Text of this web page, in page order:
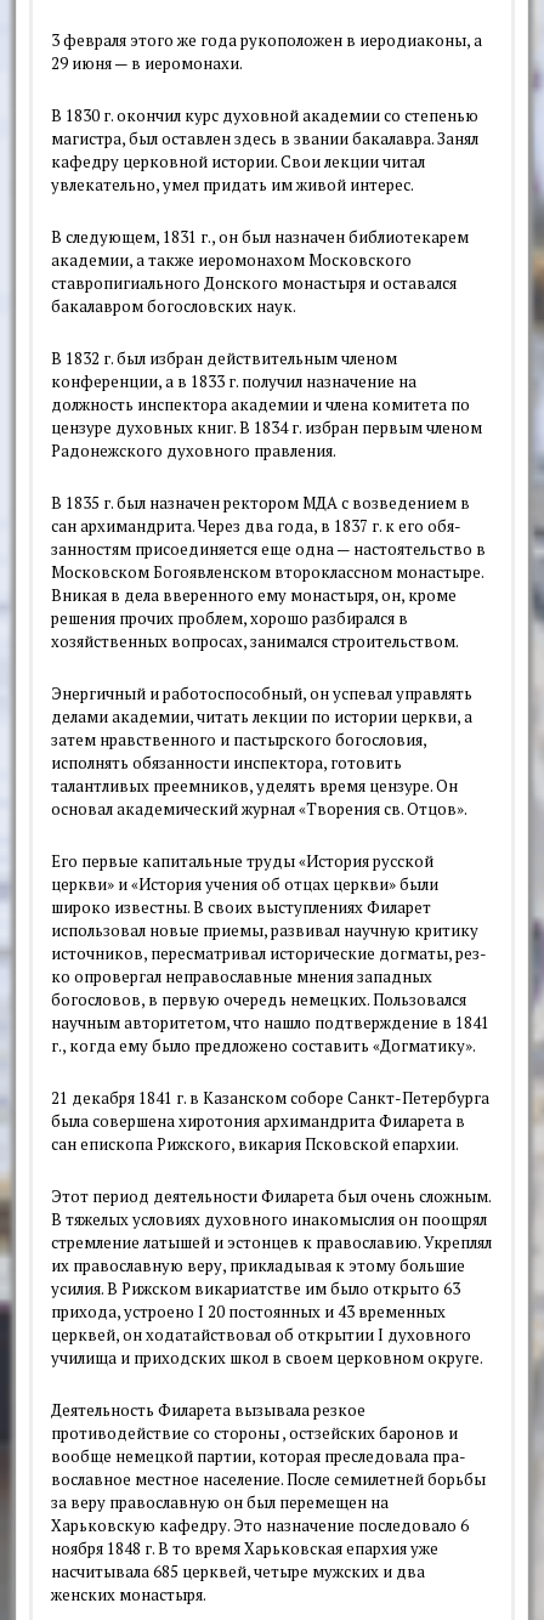
3 февраля этого же года рукополо­жен в иеродиаконы, а
29 июня — в иеромонахи.
В 1830 г. окончил курс духовной ака­демии со степенью
магистра, был ос­тавлен здесь в звании бакалавра. Занял
кафедру церковной истории. Свои лек­ции читал
увлекательно, умел придать им живой интерес.
В следующем, 1831 г., он был на­значен библиотекарем
академии, а также иеромонахом Московского
ставропигиального Донского монас­тыря и оставался
бакалавром бого­словских наук.
В 1832 г. был избран действитель­ным членом
конференции, а в 1833 г. получил назначение на
должность ин­спектора академии и члена комитета по
цензуре духовных книг. В 1834 г. из­бран первым членом
Радонежского ду­ховного правления.
В 1835 г. был назначен ректором МДА с возведением в
сан архимандри­та. Через два года, в 1837 г. к его обя­
занностям присоединяется еще одна — настоятельство в
Московском Богояв­ленском второклассном монастыре.
Вникая в дела вверенного ему монасты­ря, он, кроме
решения прочих проблем, хорошо разбирался в
хозяйственных вопросах, занимался строительством.
Энергичный и работоспособный, он успевал управлять
делами академии, читать лекции по истории церкви, а
за­тем нравственного и пастырского бого­словия,
исполнять обязанности инспек­тора, готовить
талантливых преемни­ков, уделять время цензуре. Он
осно­вал академический журнал «Творения св. Отцов».
Его первые капитальные труды «Ис­тория русской
церкви» и «История уче­ния об отцах церкви» были
широко из­вестны. В своих выступлениях Филарет
использовал новые приемы, развивал научную критику
источников, пере­сматривал исторические догматы, рез­
ко опровергал неправославные мнения западных
богословов, в первую оче­редь немецких. Пользовался
научным авторитетом, что нашло подтвержде­ние в 1841
г., когда ему было предло­жено составить «Догматику».
21 декабря 1841 г. в Казанском со­боре Санкт-Петербурга
была соверше­на хиротония архимандрита Филарета в
сан епископа Рижского, викария Псковской епархии.
Этот период деятельности Филаре­та был очень сложным.
В тяжелых ус­ловиях духовного инакомыслия он по­ощрял
стремление латышей и эстонцев к православию. Укреплял
их православ­ную веру, прикладывая к этому боль­шие
усилия. В Рижском викариатстве им было открыто 63
прихода, устроено I 20 постоянных и 43 временных
церк­вей, он ходатайствовал об открытии I духовного
училища и приходских школ в своем церковном округе.
Деятельность Филарета вызывала резкое
противодействие со стороны , остзейских баронов и
вообще немецкой партии, которая преследовала пра­
вославное местное население. После семилетней борьбы
за веру православ­ную он был перемещен на
Харьковскую кафедру. Это назначение последовало 6
ноября 1848 г. В то время Харьков­ская епархия уже
насчитывала 685 цер­квей, четыре мужских и два
женских монастыря.